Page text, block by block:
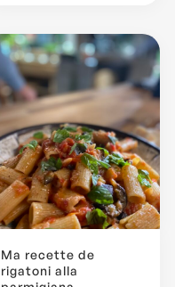
Ma recette de
rigatoni alla